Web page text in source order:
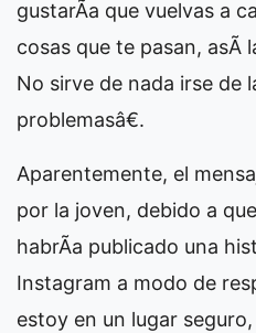
gustarÃ­a que vuelvas a
cosas que te pasan, asÃ­
No sirve de nada irse de
problemasâ€.
Aparentemente, el
por la joven, debido a
habrÃ­a publicado una
Instagram a modo de
estoy en un lugar